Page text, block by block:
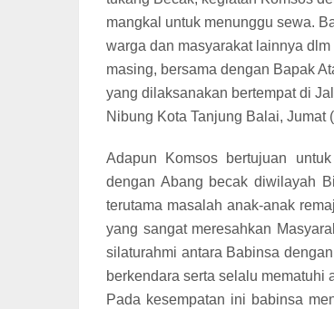
mangkal untuk menunggu sewa.
warga dan masyarakat lainnya
masing, bersama dengan Bapak
yang dilaksanakan bertempat di
Nibung Kota Tanjung Balai, Jumat
Adapun Komsos bertujuan
dengan Abang becak diwilayah
terutama masalah anak-anak
yang sangat meresahkan
silaturahmi antara Babinsa
berkendara serta selalu mematuhi
Pada kesempatan ini babinsa